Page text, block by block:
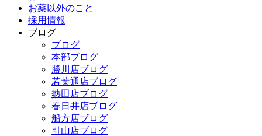
お薬以外のこと
採用情報
ブログ
ブログ
本部ブログ
勝川店ブログ
若葉通店ブログ
熱田店ブログ
春日井店ブログ
船方店ブログ
引山店ブログ